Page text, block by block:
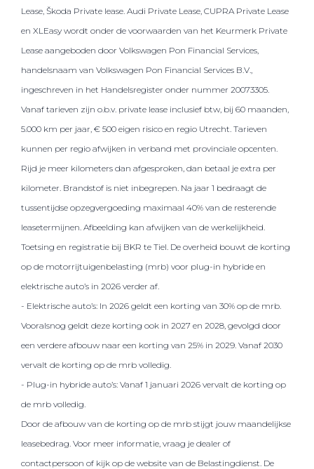
Lease, Škoda Private lease. Audi Private Lease, CUPRA Private Lease
en XLEasy wordt onder de voorwaarden van het Keurmerk Private
Lease aangeboden door Volkswagen Pon Financial Services,
handelsnaam van Volkswagen Pon Financial Services B.V.,
ingeschreven in het Handelsregister onder nummer 20073305.
Vanaf tarieven zijn o.b.v. private lease inclusief btw, bij 60 maanden,
5.000 km per jaar, € 500 eigen risico en regio Utrecht. Tarieven
kunnen per regio afwijken in verband met provinciale opcenten.
Rijd je meer kilometers dan afgesproken, dan betaal je extra per
kilometer. Brandstof is niet inbegrepen. Na jaar 1 bedraagt de
tussentijdse opzegvergoeding maximaal 40% van de resterende
leasetermijnen. Afbeelding kan afwijken van de werkelijkheid.
Toetsing en registratie bij BKR te Tiel. De overheid bouwt de korting
op de motorrijtuigenbelasting (mrb) voor plug-in hybride en
elektrische auto’s in 2026 verder af.
- Elektrische auto’s: In 2026 geldt een korting van 30% op de mrb.
Vooralsnog geldt deze korting ook in 2027 en 2028, gevolgd door
een verdere afbouw naar een korting van 25% in 2029. Vanaf 2030
vervalt de korting op de mrb volledig.
- Plug-in hybride auto’s: Vanaf 1 januari 2026 vervalt de korting op
de mrb volledig.
Door de afbouw van de korting op de mrb stijgt jouw maandelijkse
leasebedrag. Voor meer informatie, vraag je dealer of
contactpersoon of kijk op de website van de Belastingdienst. De